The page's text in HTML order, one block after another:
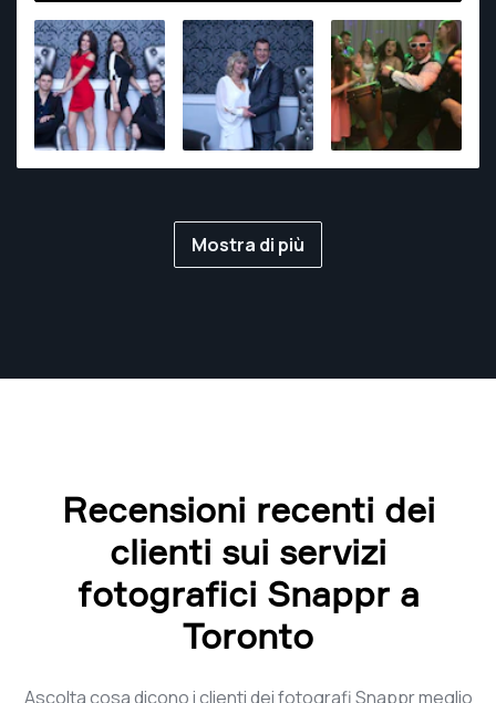
Mostra di più
Recensioni recenti dei
clienti sui servizi
fotografici Snappr a
Toronto
Ascolta cosa dicono i clienti dei fotografi Snappr meglio